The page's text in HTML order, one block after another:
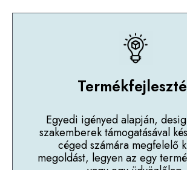
Egyedi igényed alapján,
szakemberek támogatásával
céged számára megfelelő
megoldást, legyen az egy